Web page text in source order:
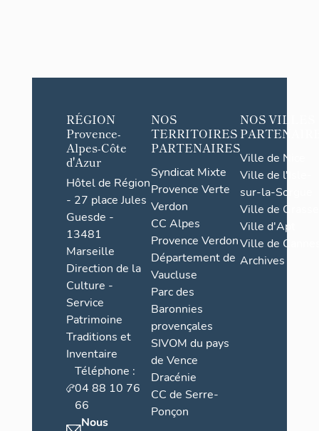
RÉGION
Provence-
Alpes-Côte
d'Azur
Hôtel de Région
- 27 place Jules
Guesde -
13481
Marseille
Direction de la
Culture -
Service
Patrimoine
Traditions et
Inventaire
Téléphone :
04 88 10 76
66
Nous
NOS
TERRITOIRES
PARTENAIRES
Syndicat Mixte
Provence Verte
Verdon
CC Alpes
Provence Verdon
Département de
Vaucluse
Parc des
Baronnies
provençales
SIVOM du pays
de Vence
Dracénie
CC de Serre-
Ponçon
NOS VILLES
Ville de Nice
Ville de l'Isle-
sur-la-Sorgue
Ville de Grasse
Ville d'Apt
Ville de
Archives